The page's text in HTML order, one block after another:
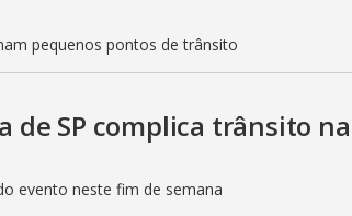
pequenos pontos de trânsito
de SP complica trânsito na
evento neste fim de semana